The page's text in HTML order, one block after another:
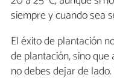
siempre y cuando sea
El éxito de plantación
de plantación, sino
no debes dejar de